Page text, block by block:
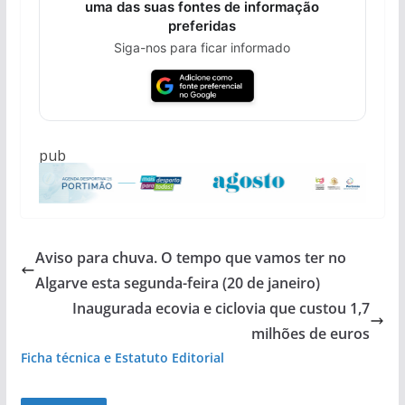
uma das suas fontes de informação
preferidas
Siga-nos para ficar informado
pub
Aviso para chuva. O tempo que vamos ter no
Algarve esta segunda-feira (20 de janeiro)
Inaugurada ecovia e ciclovia que custou 1,7
milhões de euros
Ficha técnica e Estatuto Editorial